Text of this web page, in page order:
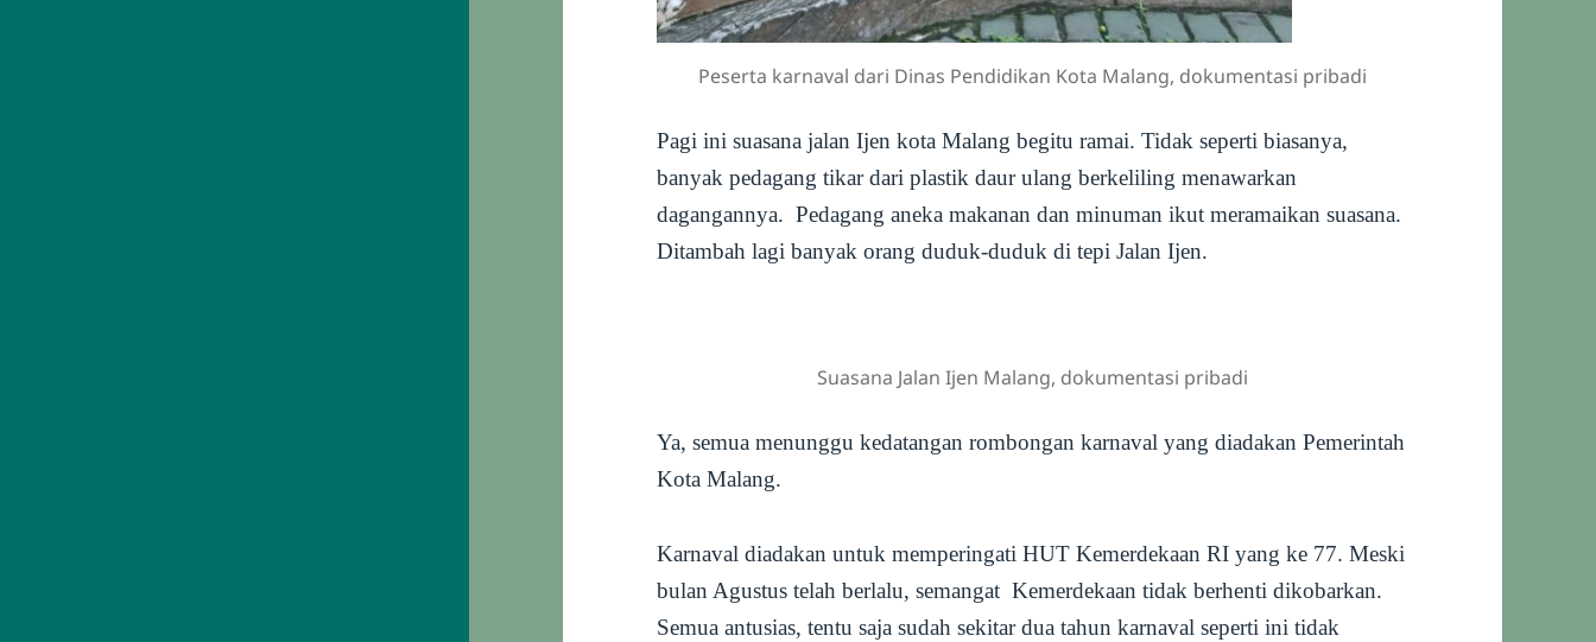
Peserta karnaval dari Dinas Pendidikan Kota Malang, dokumentasi pribadi
Pagi ini suasana jalan Ijen kota Malang begitu ramai. Tidak seperti biasanya,
banyak pedagang tikar dari plastik daur ulang berkeliling menawarkan
dagangannya. Pedagang aneka makanan dan minuman ikut meramaikan suasana.
Ditambah lagi banyak orang duduk-duduk di tepi Jalan Ijen.
Suasana Jalan Ijen Malang, dokumentasi pribadi
Ya, semua menunggu kedatangan rombongan karnaval yang diadakan Pemerintah
Kota Malang.
Karnaval diadakan untuk memperingati HUT Kemerdekaan RI yang ke 77. Meski
bulan Agustus telah berlalu, semangat Kemerdekaan tidak berhenti dikobarkan.
Semua antusias, tentu saja sudah sekitar dua tahun karnaval seperti ini tidak